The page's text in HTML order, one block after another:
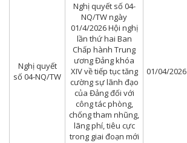
Nghị quyết
số 04-NQ/TW
Nghị quyết số 04-
NQ/TW ngày
01/4/2026 Hội nghị
lần thứ hai Ban
Chấp hành Trung
ương Đảng khóa
XIV về tiếp tục tăng
cường sự lãnh đạo
của Đảng đối với
công tác phòng,
chống tham nhũng,
lãng phí, tiêu cực
trong giai đoạn mới
01/04/2026